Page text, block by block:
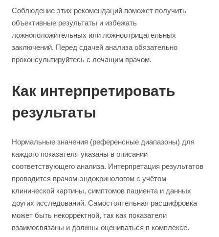
Соблюдение этих рекомендаций поможет получить
объективные результаты и избежать
ложноположительных или ложноотрицательных
заключений. Перед сдачей анализа обязательно
проконсультируйтесь с лечащим врачом.
Как интерпретировать
результаты
Нормальные значения (референсные диапазоны) для
каждого показателя указаны в описании
соответствующего анализа. Интерпретация результатов
проводится врачом-эндокринологом с учётом
клинической картины, симптомов пациента и данных
других исследований. Самостоятельная расшифровка
может быть некорректной, так как показатели
взаимосвязаны и должны оцениваться в комплексе.